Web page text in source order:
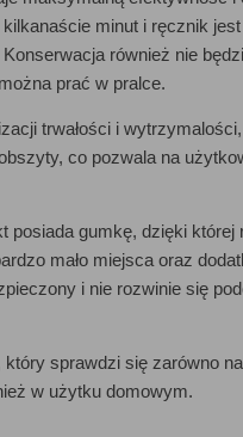
minut i ręcznik
również nie
prać w pralce.
trwałości i
co pozwala na
posiada gumkę, dzięki której
mało miejsca oraz
i nie rozwinie się
sprawdzi się zarówno
w użytku domowym.